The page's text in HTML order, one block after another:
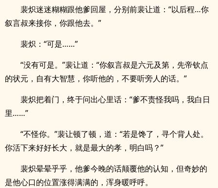
裴炽迷迷糊糊跟他爹回屋，分别前裴让道：“以后程…你
叙言叔来接你，你跟他去。”
裴炽：“可是……”
“没有可是。”裴让道：“你叙言叔是六元及第，先帝钦点
的状元，自有大智慧，你听他的，不要听旁人的话。”
裴炽把着门，终于问出心里话：“爹不责怪我吗，我白日
里……”
“不怪你。”裴让顿了顿，道：“若是馋了，寻个背人处。
你活下来好好长大，就是最大的孝，明白吗？”
裴炽晕晕乎乎，他爹今晚的话颠覆他的认知，但奇妙的
是他心口的位置涨得满满的，浑身暖呼呼。